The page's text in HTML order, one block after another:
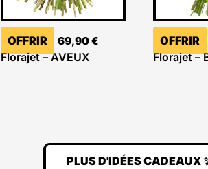
OFFRIR 69,90€
Florajet – AVEUX
OFFRIR
Florajet –
PLUS D'IDÉES CADEAUX